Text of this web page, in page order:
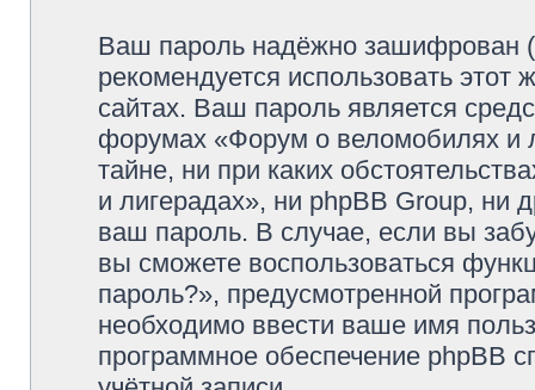
Ваш пароль надёжно зашифрован
рекомендуется использовать этот
сайтах. Ваш пароль является
форумах «Форум о веломобилях и
тайне, ни при каких
и лигерадах», ни phpBB Group, ни
ваш пароль. В случае, если вы
вы сможете воспользоваться
пароль?», предусмотренной
необходимо ввести ваше имя
программное обеспечение phpBB